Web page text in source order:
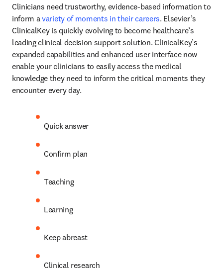
Clinicians need trustworthy, evidence-based information to
inform a variety of moments in their careers. Elsevier’s
ClinicalKey is quickly evolving to become healthcare’s
leading clinical decision support solution. ClinicalKey’s
expanded capabilities and enhanced user interface now
enable your clinicians to easily access the medical
knowledge they need to inform the critical moments they
encounter every day.
Quick answer
Confirm plan
Teaching
Learning
Keep abreast
Clinical research